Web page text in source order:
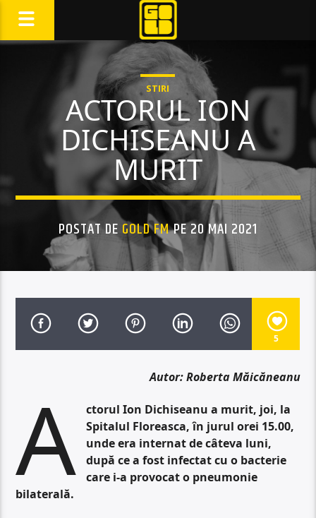
STIRI
ACTORUL ION
DICHISEANU A
MURIT
POSTAT DE GOLD FMPE 20 MAI 2021
5
Autor: Roberta Măicăneanu
A
ctorul Ion Dichiseanu a murit, joi, la
Spitalul Floreasca, în jurul orei 15.00,
unde era internat de câteva luni,
după ce a fost infectat cu o bacterie
care i-a provocat o pneumonie
bilaterală.